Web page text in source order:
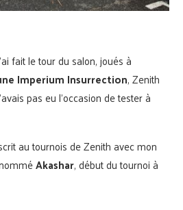
fait le tour du salon, joués à
Imperium Insurrection, Zenith
pas eu l’occasion de tester à
au tournois de Zenith avec mon
Akashar, début du tournoi à